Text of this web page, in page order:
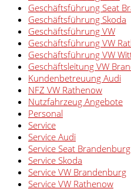
Geschäftsführung Seat
Geschäftsführung Skoda
Geschäftsführung VW
Geschäftsführung VW
Geschäftsführung VW
Geschäftsleitung VW
Kundenbetreuung Audi
NFZ VW Rathenow
Nutzfahrzeug Angebote
Personal
Service
Service Audi
Service Seat Brandenburg
Service Skoda
Service VW Brandenburg
Service VW Rathenow